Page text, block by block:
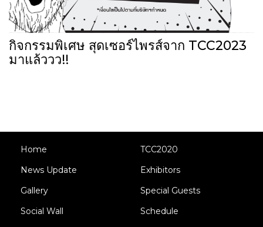
กิจกรรมพิเศษ สุดเซอร์ไพรส์จาก TCC2023
มาแล้ววว!!
Home
News Update
Gallery
Social Wall
TCC2020
Exhibitors
Special Guests
Schedule